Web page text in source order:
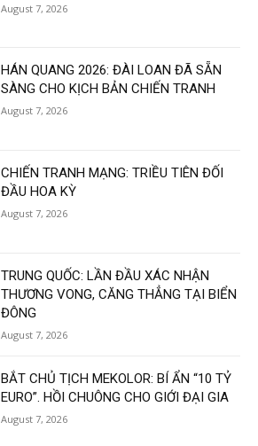
August 7, 2026
HÁN QUANG 2026: ĐÀI LOAN ĐÃ SẴN
SÀNG CHO KỊCH BẢN CHIẾN TRANH
August 7, 2026
CHIẾN TRANH MẠNG: TRIỀU TIÊN ĐỐI
ĐẦU HOA KỲ
August 7, 2026
TRUNG QUỐC: LẦN ĐẦU XÁC NHẬN
THƯƠNG VONG, CĂNG THẲNG TẠI BIỂN
ĐÔNG
August 7, 2026
BẮT CHỦ TỊCH MEKOLOR: BÍ ẨN “10 TỶ
EURO”. HỒI CHUÔNG CHO GIỚI ĐẠI GIA
August 7, 2026